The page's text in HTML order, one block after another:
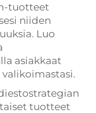
tuotteet
niiden
Luo
asiakkaat
tuotteet